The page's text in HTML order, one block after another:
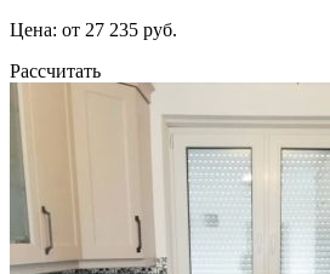
Цена: от 27 235 руб.
Рассчитать